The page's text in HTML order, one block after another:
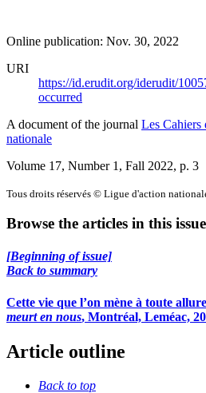
Online publication: Nov. 30, 2022
URI
https://id.erudit.org/iderudit/
occurred
A document of the journal Les Cahiers
nationale
Volume 17, Number 1, Fall 2022, p. 3
Tous droits réservés © Ligue d'action
Browse the articles in this issue
[Beginning of issue]
Back to summary
Cette vie que l’on mène à toute
meurt en nous, Montréal, Leméac,
Article outline
Back to top